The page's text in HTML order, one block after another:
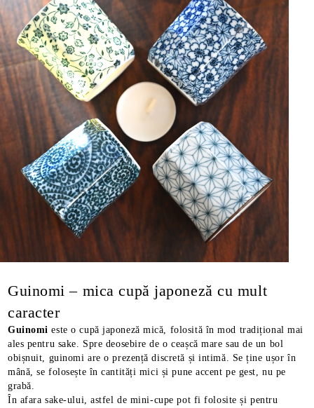
Guinomi – mica cupă japoneză cu mult
caracter
Guinomi este o cupă japoneză mică, folosită în mod tradițional mai
ales pentru sake. Spre deosebire de o ceașcă mare sau de un bol
obișnuit, guinomi are o prezență discretă și intimă. Se ține ușor în
mână, se folosește în cantități mici și pune accent pe gest, nu pe
grabă.
În afara sake-ului, astfel de mini-cupe pot fi folosite și pentru